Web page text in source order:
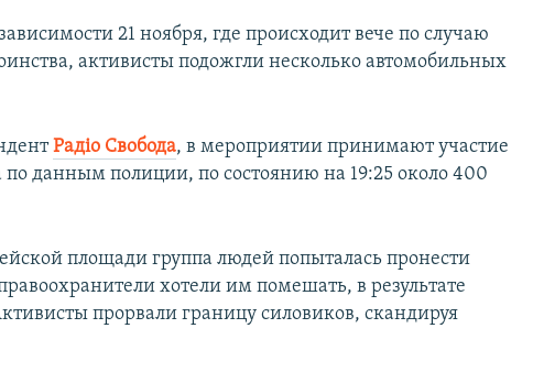
21 ноября, где происходит вече по случаю
активисты подожгли несколько автомобильных
Радіо Свобода, в мероприятии принимают участие
по данным полиции, по состоянию на 19:25 около 400
площади группа людей попыталась пронести
хотели им помешать, в результате
прорвали границу силовиков, скандируя